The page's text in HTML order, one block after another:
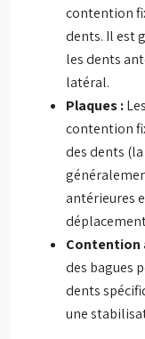
contention
dents. Il est
les dents
latéral.
Plaques :
contention
des dents
antérieures
Contention
des bagues
dents
une